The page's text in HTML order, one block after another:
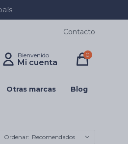
Otras marcas Blog
0
Contacto
Recomendados